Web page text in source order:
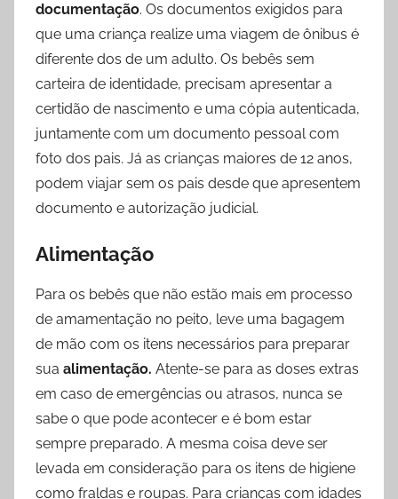
documentação. Os documentos exigidos para
que uma criança realize uma viagem de ônibus é
diferente dos de um adulto. Os bebês sem
carteira de identidade, precisam apresentar a
certidão de nascimento e uma cópia autenticada,
juntamente com um documento pessoal com
foto dos pais. Já as crianças maiores de 12 anos,
podem viajar sem os pais desde que apresentem
documento e autorização judicial.
Alimentação
Para os bebês que não estão mais em processo
de amamentação no peito, leve uma bagagem
de mão com os itens necessários para preparar
sua alimentação. Atente-se para as doses extras
em caso de emergências ou atrasos, nunca se
sabe o que pode acontecer e é bom estar
sempre preparado. A mesma coisa deve ser
levada em consideração para os itens de higiene
como fraldas e roupas. Para crianças com idades